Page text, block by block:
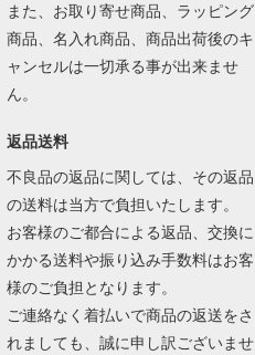
また、お取り寄せ商品、ラッピング
商品、名入れ商品、商品出荷後のキ
ャンセルは一切承る事が出来ませ
ん。
返品送料
不良品の返品に関しては、その返品
の送料は当方で負担いたします。
お客様のご都合による返品、交換に
かかる送料や振り込み手数料はお客
様のご負担となります。
ご連絡なく着払いで商品の返送をさ
れましても、誠に申し訳ございませ